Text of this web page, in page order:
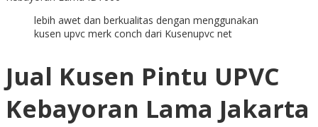
lebih awet dan berkualitas dengan menggunakan
kusen upvc merk conch dari Kusenupvc net
Jual Kusen Pintu UPVC
Kebayoran Lama Jakarta